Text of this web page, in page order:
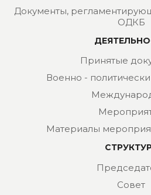
Документы,
ОДКБ
Принятые
Военно -
Материалы
Совет